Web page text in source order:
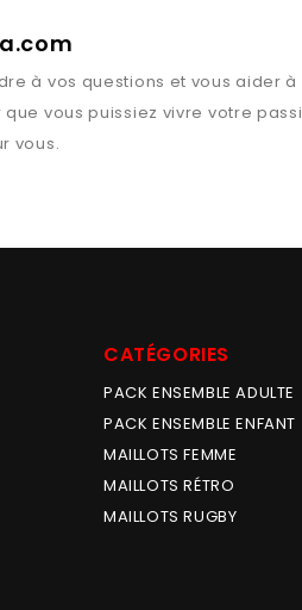
à vos questions et vous aider
vous puissiez vivre votre
vous.
CATÉGORIES
PACK ENSEMBLE ADULTE
PACK ENSEMBLE ENFANT
MAILLOTS FEMME
MAILLOTS RÉTRO
MAILLOTS RUGBY